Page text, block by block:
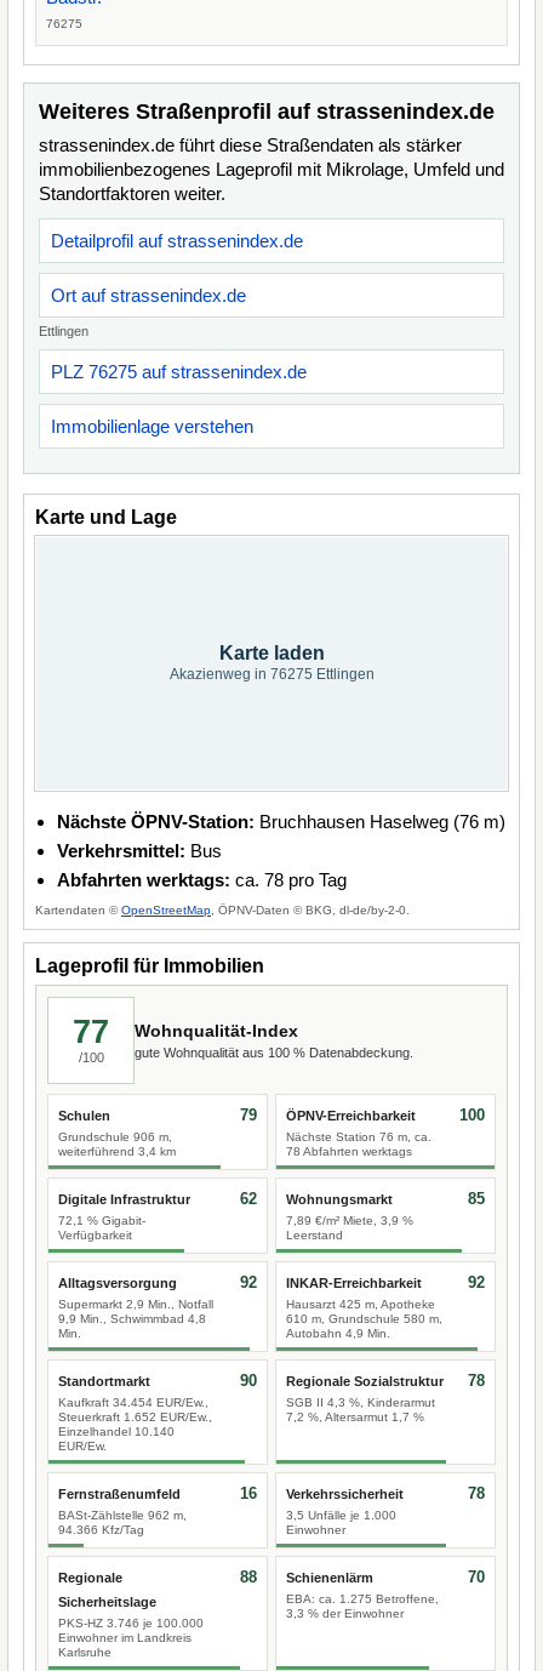
76275
Weiteres Straßenprofil auf strassenindex.de
strassenindex.de führt diese Straßendaten als stärker
immobilienbezogenes Lageprofil mit Mikrolage, Umfeld und
Standortfaktoren weiter.
Detailprofil auf strassenindex.de
Ort auf strassenindex.de
Ettlingen
PLZ 76275 auf strassenindex.de
Immobilienlage verstehen
Karte und Lage
Karte laden
Akazienweg in 76275 Ettlingen
Nächste ÖPNV-Station: Bruchhausen Haselweg (76 m)
Verkehrsmittel: Bus
Abfahrten werktags: ca. 78 pro Tag
Kartendaten ©OpenStreetMap , ÖPNV-Daten © BKG, dl-de/by-2-0.
Lageprofil für Immobilien
77
/100
Wohnqualität-Index
gute Wohnqualität aus 100 % Datenabdeckung.
Schulen
Grundschule 906 m,
weiterführend 3,4 km
79 ÖPNV-Erreichbarkeit
Nächste Station 76 m, ca.
78 Abfahrten werktags
100
Digitale Infrastruktur
72,1 % Gigabit-
Verfügbarkeit
62 Wohnungsmarkt
7,89 €/m² Miete, 3,9 %
Leerstand
85
Alltagsversorgung
Supermarkt 2,9 Min., Notfall
9,9 Min., Schwimmbad 4,8
Min.
92 INKAR-Erreichbarkeit
Hausarzt 425 m, Apotheke
610 m, Grundschule 580 m,
Autobahn 4,9 Min.
92
Standortmarkt
Kaufkraft 34.454 EUR/Ew.,
Steuerkraft 1.652 EUR/Ew.,
Einzelhandel 10.140
EUR/Ew.
90 Regionale Sozialstruktur
SGB II 4,3 %, Kinderarmut
7,2 %, Altersarmut 1,7 %
78
Fernstraßenumfeld
BASt-Zählstelle 962 m,
94.366 Kfz/Tag
16 Verkehrssicherheit
3,5 Unfälle je 1.000
Einwohner
78
Regionale
Sicherheitslage
PKS-HZ 3.746 je 100.000
Einwohner im Landkreis
Karlsruhe
88 Schienenlärm
EBA: ca. 1.275 Betroffene,
3,3 % der Einwohner
70